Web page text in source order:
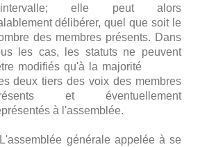
elle peut alors
délibérer, quel que soit le
des membres présents. Dans
les cas, les statuts ne peuvent
modifiés qu'à la majorité
deux tiers des voix des membres
et éventuellement
à l'assemblée.
L'assemblée générale appelée à se